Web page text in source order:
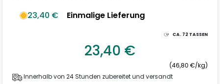
23,40 €
Einmalige Lieferung
CA. 72 TASSEN
23,40 €
(46,80 €/kg)
Innerhalb von 24 Stunden zubereitet und versandt